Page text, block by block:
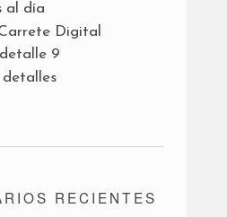
al día
Digital
9
detalles
RECIENTES